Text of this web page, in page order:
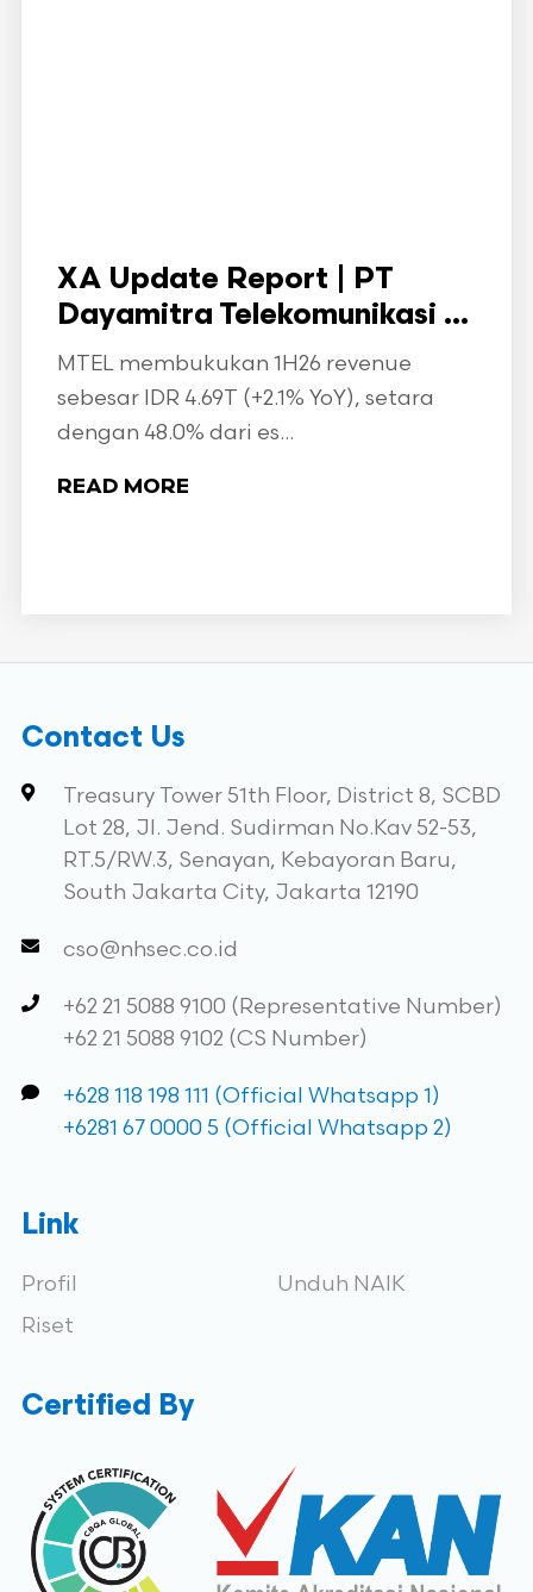
XA Update Report | PT
Dayamitra Telekomunikasi ...
MTEL membukukan 1H26 revenue
sebesar IDR 4.69T (+2.1% YoY), setara
dengan 48.0% dari es...
READ MORE
Contact Us
Treasury Tower 51th Floor, District 8, SCBD
Lot 28, Jl. Jend. Sudirman No.Kav 52-53,
RT.5/RW.3, Senayan, Kebayoran Baru,
South Jakarta City, Jakarta 12190
cso@nhsec.co.id
+62 21 5088 9100 (Representative Number)
+62 21 5088 9102 (CS Number)
+628 118 198 111 (Official Whatsapp 1)
+6281 67 0000 5 (Official Whatsapp 2)
Link
Profil
Riset
Unduh NAIK
Certified By